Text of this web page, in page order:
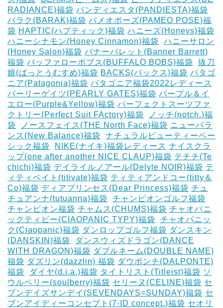
RADIANCE)福袋 パンディエスタ(PANDIESTA)福袋
バラク(BARAK)福袋 パメオポーズ(PAMEO POSE)福
袋 HAPTIC(ハプティック)福袋 ハニーズ(Honeys)福袋
ハニーシナモン(Honey Cinnamon)福袋
ハニーサロン
(Honey Salon)福袋 バナーバレット(Banner Barrett)
福袋 バッファローボブス(BUFFALO BOBS)福袋
抜刀
娘(ばっとうむすめ)福袋 BACKS(バックス)福袋 パタゴ
ニア(Patagonia)福袋 パタゴニア福袋2022レディース
パーリーゲイツ(PEARLY GATES)福袋 パープル＆イ
エロー(Purple&Yellow)福袋 パーフェクトスーツファ
クトリー(Perfect Suit FActory)福袋
ノッチ(notch.)福
袋
ノースフェイス(THE North Face)福袋 ニューバラ
ンス(New Balance)福袋
ナチュラルビューティーベー
シック福袋
NIKE(ナイキ)福袋レディース ナイスクラ
ップ(one after another NICE CLAUP)福袋 テチチ(Te
chichi)福袋 デイライルノアール(Delyle NOIR)福袋 テ
ィティベイト(titivate)福袋 ティティアンドコー(titty＆
Co)福袋 ディアプリンセス(Dear Princess)福袋 チュ
チュアンナ(tutuanna)福袋
チャンピオンゴルフ福袋
チャンピオン福袋 チャムス(CHUMS)福袋 チャオパニ
ックティピー(CIAOPANIC TYPY)福袋
チャオパニッ
ク(Ciaopanic)福袋 ダンロップゴルフ福袋 ダンスキン
(DANSKIN)福袋
ダンスウィズドラゴン(DANCE
WITH DRAGON)福袋 ダブルネーム(DOUBLE NAME)
福袋 ダズリン(dazzlin) 福袋 ダウポンチ(DALPONTE)
福袋
ダイヤ(d.i.a.)福袋 タイトリスト(Titleist)福袋 ソ
ウルベリー(soulberry)福袋 セリーヌ(CELINE)福袋 セ
ブンデイズサンデイ(SEVENDAYS=SUNDAY)福袋 セ
ブンアイディーコンセプト(7-ID concept.)福袋 セオリ